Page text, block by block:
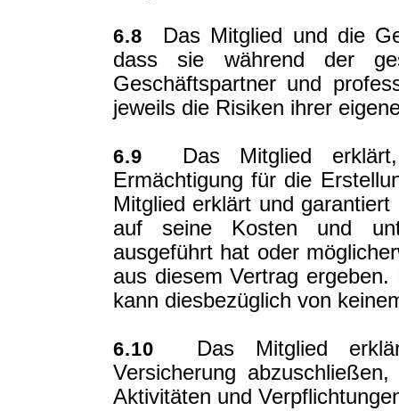
6.8 Das Mitglied und die
dass sie während der
Geschäftspartner und
jeweils die Risiken ihrer
6.9 Das Mitglied erklärt,
Ermächtigung für die
Mitglied erklärt und
auf seine Kosten und
ausgeführt hat oder
aus diesem Vertrag
kann diesbezüglich von
6.10 Das Mitglied
Versicherung
Aktivitäten und